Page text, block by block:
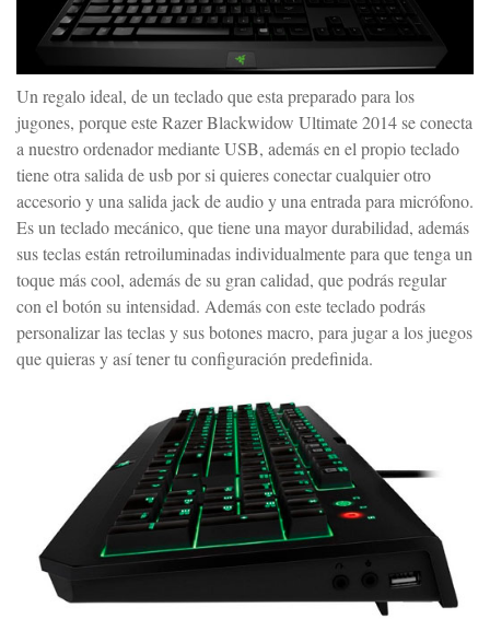
Un regalo ideal, de un teclado que esta preparado para los
jugones, porque este Razer Blackwidow Ultimate 2014 se conecta
a nuestro ordenador mediante USB, además en el propio teclado
tiene otra salida de usb por si quieres conectar cualquier otro
accesorio y una salida jack de audio y una entrada para micrófono.
Es un teclado mecánico, que tiene una mayor durabilidad, además
sus teclas están retroiluminadas individualmente para que tenga un
toque más cool, además de su gran calidad, que podrás regular
con el botón su intensidad. Además con este teclado podrás
personalizar las teclas y sus botones macro, para jugar a los juegos
que quieras y así tener tu configuración predefinida.